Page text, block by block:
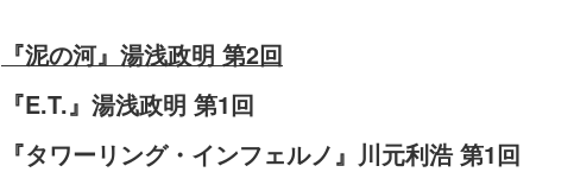
『泥の河』湯浅政明 第2回
『E.T.』湯浅政明 第1回
『タワーリング・インフェルノ』川元利浩 第1回